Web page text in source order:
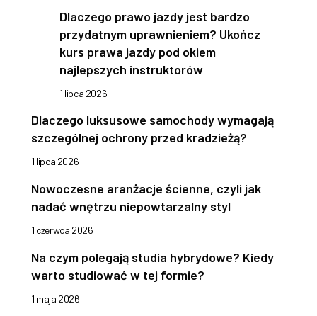
Dlaczego prawo jazdy jest bardzo
przydatnym uprawnieniem? Ukończ
kurs prawa jazdy pod okiem
najlepszych instruktorów
1 lipca 2026
Dlaczego luksusowe samochody wymagają
szczególnej ochrony przed kradzieżą?
1 lipca 2026
Nowoczesne aranżacje ścienne, czyli jak
nadać wnętrzu niepowtarzalny styl
1 czerwca 2026
Na czym polegają studia hybrydowe? Kiedy
warto studiować w tej formie?
1 maja 2026